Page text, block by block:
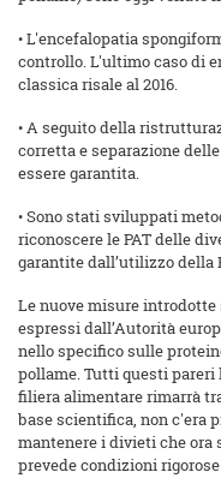
• L'encefalopatia
controllo. L'ultimo caso di
classica risale al 2016.
• A seguito della
corretta e separazione
essere garantita.
• Sono stati sviluppati
riconoscere le PAT delle
garantite dall’utilizzo della
Le nuove misure
espressi dall’Autorità
nello specifico sulle
pollame. Tutti questi
filiera alimentare rimarrà
base scientifica, non c'era
mantenere i divieti che ora
prevede condizioni